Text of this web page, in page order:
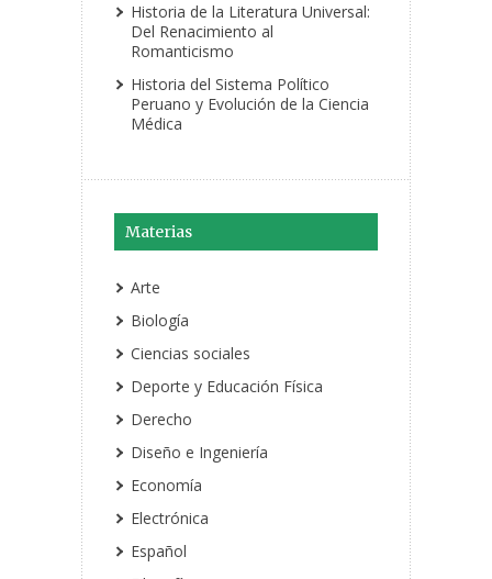
Historia de la Literatura Universal:
Del Renacimiento al
Romanticismo
Historia del Sistema Político
Peruano y Evolución de la Ciencia
Médica
Materias
Arte
Biología
Ciencias sociales
Deporte y Educación Física
Derecho
Diseño e Ingeniería
Economía
Electrónica
Español